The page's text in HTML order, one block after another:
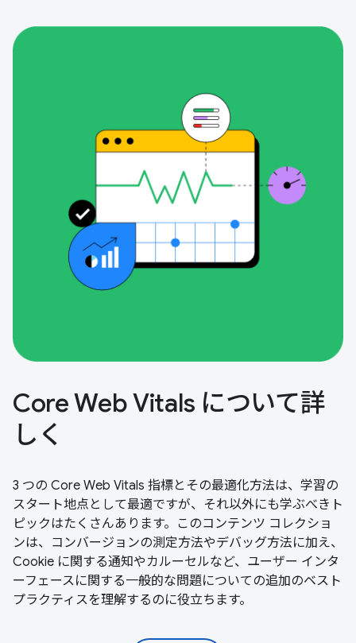
Core Web Vitals について詳
しく
3 つの Core Web Vitals 指標とその最適化方法は、学習の
スタート地点として最適ですが、それ以外にも学ぶべきト
ピックはたくさんあります。このコンテンツ コレクショ
ンは、コンバージョンの測定方法やデバッグ方法に加え、
Cookie に関する通知やカルーセルなど、ユーザー インタ
ーフェースに関する一般的な問題についての追加のベスト
プラクティスを理解するのに役立ちます。